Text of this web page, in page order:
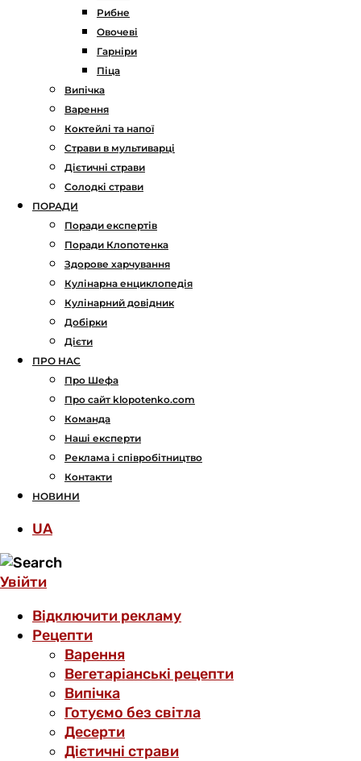
Рибне
Овочеві
Гарніри
Піца
Випічка
Варення
Коктейлі та напої
Страви в мультиварці
Дієтичні страви
Солодкі страви
ПОРАДИ
Поради експертів
Поради Клопотенка
Здорове харчування
Кулінарна енциклопедія
Кулінарний довідник
Добірки
Дієти
ПРО НАС
Про Шефа
Про сайт klopotenko.com
Команда
Наші експерти
Реклама і співробітництво
Контакти
НОВИНИ
UA
Увійти
Відключити рекламу
Рецепти
Варення
Вегетаріанські рецепти
Випічка
Готуємо без світла
Десерти
Дієтичні страви